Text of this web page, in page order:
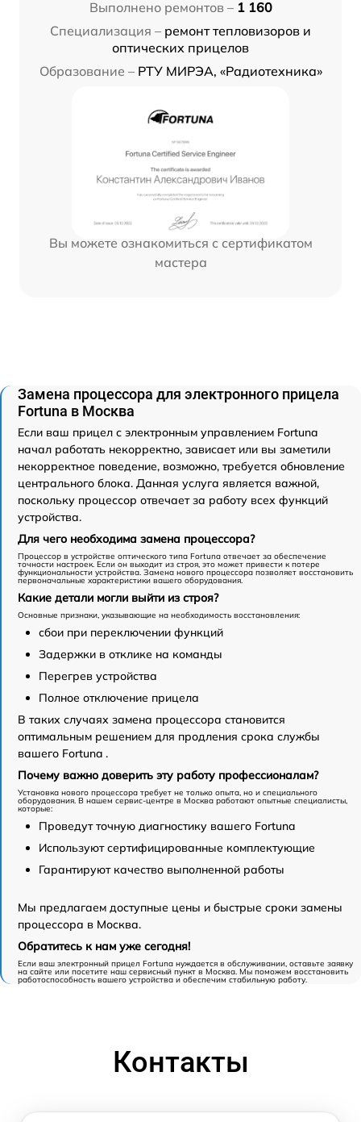
Выполнено ремонтов – 1 160
Специализация – ремонт тепловизоров и
оптических прицелов
Образование – РТУ МИРЭА, «Радиотехника»
Вы можете ознакомиться с сертификатом
мастера
Замена процессора для электронного прицела
Fortuna в Москва
Если ваш прицел с электронным управлением Fortuna
начал работать некорректно, зависает или вы заметили
некорректное поведение, возможно, требуется обновление
центрального блока. Данная услуга является важной,
поскольку процессор отвечает за работу всех функций
устройства.
Для чего необходима замена процессора?
Процессор в устройстве оптического типа Fortuna отвечает за обеспечение
точности настроек. Если он выходит из строя, это может привести к потере
функциональности устройства. Замена нового процессора позволяет восстановить
первоначальные характеристики вашего оборудования.
Какие детали могли выйти из строя?
Основные признаки, указывающие на необходимость восстановления:
сбои при переключении функций
Задержки в отклике на команды
Перегрев устройства
Полное отключение прицела
В таких случаях замена процессора становится
оптимальным решением для продления срока службы
вашего Fortuna .
Почему важно доверить эту работу профессионалам?
Установка нового процессора требует не только опыта, но и специального
оборудования. В нашем сервис-центре в Москва работают опытные специалисты,
которые:
Проведут точную диагностику вашего Fortuna
Используют сертифицированные комплектующие
Гарантируют качество выполненной работы
Мы предлагаем доступные цены и быстрые сроки замены
процессора в Москва.
Обратитесь к нам уже сегодня!
Если ваш электронный прицел Fortuna нуждается в обслуживании, оставьте заявку
на сайте или посетите наш сервисный пункт в Москва. Мы поможем восстановить
работоспособность вашего устройства и обеспечим стабильную работу.
Контакты